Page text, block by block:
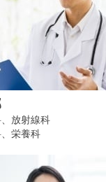
放射線科
栄養科